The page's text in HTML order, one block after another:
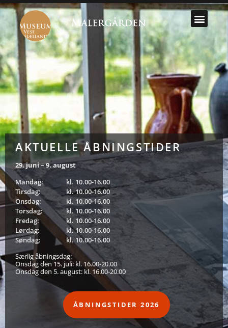
AKTUELLE ÅBNINGSTIDER
29. juni – 9. august
Mandag:
kl. 10.00-16.00
Tirsdag:
kl. 10.00-16.00
Onsdag:
kl. 10.00-16.00
Torsdag:
kl. 10.00-16.00
Fredag:
kl. 10.00-16.00
Lørdag:
kl. 10.00-16.00
Søndag:
kl. 10.00-16.00
Særlig åbningsdag:
Onsdag den 15. juli: kl. 16.00-20.00
Onsdag den 5. august: kl. 16.00-20.00
ÅBNINGSTIDER 2026